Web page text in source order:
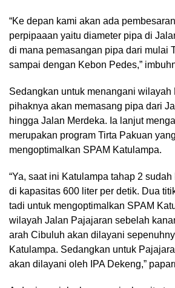
“Ke depan kami akan ada
perpipaaan yaitu diameter pipa di
di mana pemasangan pipa dari mulai
sampai dengan Kebon Pedes,”
Sedangkan untuk menangani wilayah
pihaknya akan memasang pipa dari
hingga Jalan Merdeka. Ia lanjut
merupakan program Tirta Pakuan
mengoptimalkan SPAM Katulampa.
“Ya, saat ini Katulampa tahap 2
di kapasitas 600 liter per detik. Dua
tadi untuk mengoptimalkan SPAM
wilayah Jalan Pajajaran sebelah
arah Cibuluh akan dilayani
Katulampa. Sedangkan untuk
akan dilayani oleh IPA Dekeng,”